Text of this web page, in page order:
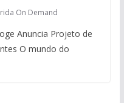
On Demand
Anuncia Projeto de
O mundo do